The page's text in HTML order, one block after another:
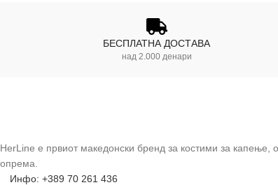
БЕСПЛАТНА ДОСТАВА
над 2.000 денари
HerLine е првиот македонски бренд за костими за капење,
опрема.
Инфо: +389 70 261 436